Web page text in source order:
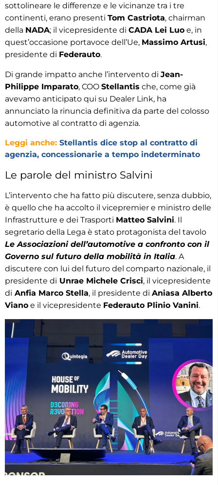
sottolineare le differenze e le vicinanze tra i tre
continenti, erano presenti Tom Castriota, chairman
della NADA; il vicepresidente di CADA Lei Luo e, in
quest’occasione portavoce dell’Ue, Massimo Artusi,
presidente di Federauto.
Di grande impatto anche l’intervento di Jean-
Philippe Imparato, COO Stellantis che, come già
avevamo anticipato qui su Dealer Link, ha
annunciato la rinuncia definitiva da parte del colosso
automotive al contratto di agenzia.
Leggi anche: Stellantis dice stop al contratto di
agenzia, concessionarie a tempo indeterminato
Le parole del ministro Salvini
L’intervento che ha fatto più discutere, senza dubbio,
è quello che ha accolto il vicepremier e ministro delle
Infrastrutture e dei Trasporti Matteo Salvini. Il
segretario della Lega è stato protagonista del tavolo
Le Associazioni dell’automotive a confronto con il
Governo sul futuro della mobilità in Italia. A
discutere con lui del futuro del comparto nazionale, il
presidente di Unrae Michele Crisci, il vicepresidente
di Anfia Marco Stella, il presidente di Aniasa Alberto
Viano e il vicepresidente Federauto Plinio Vanini.